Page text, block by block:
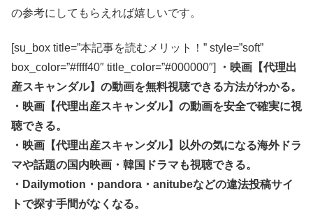
の参考にしてもらえれば嬉しいです。
[su_box title=”本記事を読むメリット！” style=”soft”
box_color=”#ffff40″ title_color=”#000000″]
・映画【代理出
産スキャンダル】の動画を無料視聴できる方法がわかる。
・映画【代理出産スキャンダル】の動画を安全で確実に視
聴できる。
・映画【代理出産スキャンダル】以外の気になる海外ドラ
マや話題の国内映画・韓国ドラマも視聴できる。
・Dailymotion・pandora・anitubeなどの違法投稿サイ
トで探す手間がなくなる。